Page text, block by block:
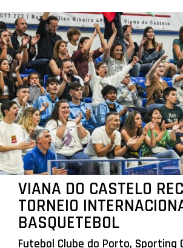
VIANA DO CASTELO
TORNEIO
BASQUETEBOL
Futebol Clube do Porto, Sporting